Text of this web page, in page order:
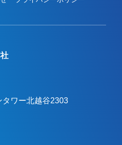
ワー北越谷2303